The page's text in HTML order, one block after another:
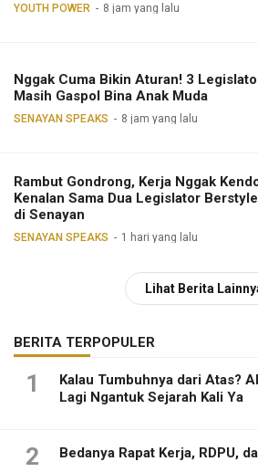
YOUTH POWER 8 jam yang lalu
Nggak Cuma Bikin Aturan! 3
Masih Gaspol Bina Anak Muda
SENAYAN SPEAKS 8 jam yang lalu
Rambut Gondrong, Kerja Nggak
Kenalan Sama Dua Legislator
di Senayan
SENAYAN SPEAKS 1 hari yang lalu
Lihat Berita
BERITA TERPOPULER
1
Kalau Tumbuhnya dari Atas?
Lagi Ngantuk Sejarah Kali Ya
2 Bedanya Rapat Kerja, RDPU,